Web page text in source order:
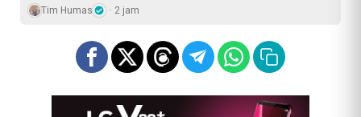
Tim Humas 2 jam